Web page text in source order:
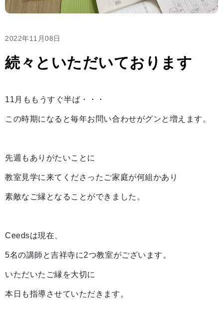
2022年11月08日
続々といただいております
11月ももうすぐ半ば・・・
この時期になると毎年お問い合わせがグンと増えます。
先週もありがたいことに
教室見学に来てくださったご家庭が何組かあり
素敵なご縁となることができました。
Ceedsは現在、
5名の講師と吉祥寺に2つ教室がございます。
いただいたご縁を大切に
本日も指導させていただきます。